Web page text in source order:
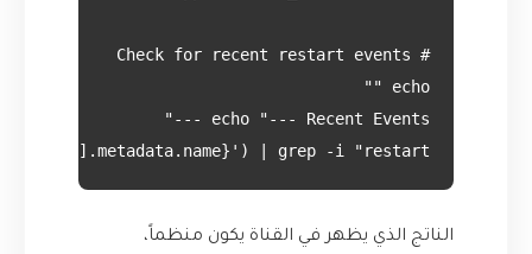
| grep -i "restart"
الناتج الذي يظهر في القناة يكون منظماً،